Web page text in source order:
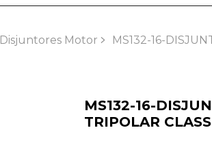
Disjuntores Motor
MS132-16-
MS132-16-
TRIPOLAR